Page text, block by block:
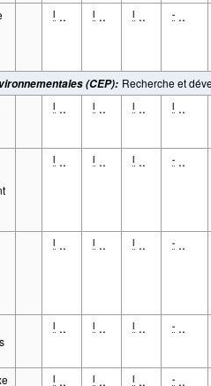
l .. l .. l .. - ..
(CEP): Recherche et
l .. l .. l .. l ..
l .. l .. l .. - ..
l .. l .. l .. - ..
l .. l .. l .. - ..
l .. l .. l .. - ..